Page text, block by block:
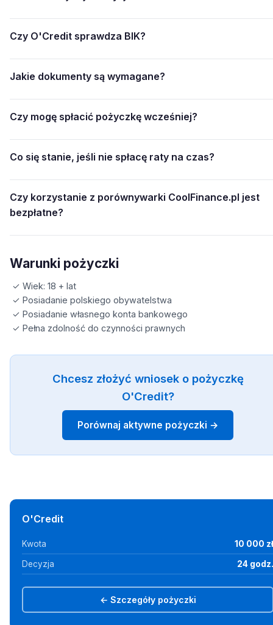
Czy O'Credit sprawdza BIK?
Jakie dokumenty są wymagane?
Czy mogę spłacić pożyczkę wcześniej?
Co się stanie, jeśli nie spłacę raty na czas?
Czy korzystanie z porównywarki CoolFinance.pl jest
bezpłatne?
Warunki pożyczki
✓ Wiek: 18 + lat
✓ Posiadanie polskiego obywatelstwa
✓ Posiadanie własnego konta bankowego
✓ Pełna zdolność do czynności prawnych
Chcesz złożyć wniosek o pożyczkę
O'Credit?
Porównaj aktywne pożyczki →
O'Credit
Kwota 10 000 zł
Decyzja 24 godz.
← Szczegóły pożyczki